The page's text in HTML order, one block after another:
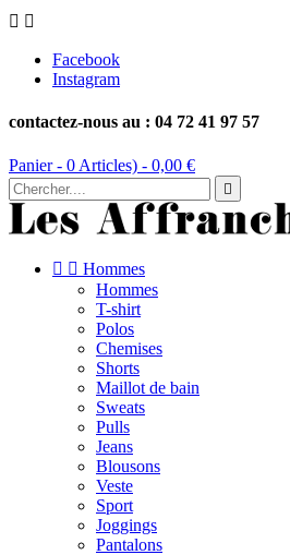
 
Facebook
Instagram
contactez-nous au : 04 72 41 97 57
Panier - 0 Articles) - 0,00 €

  Hommes
Hommes
T-shirt
Polos
Chemises
Shorts
Maillot de bain
Sweats
Pulls
Jeans
Blousons
Veste
Sport
Joggings
Pantalons